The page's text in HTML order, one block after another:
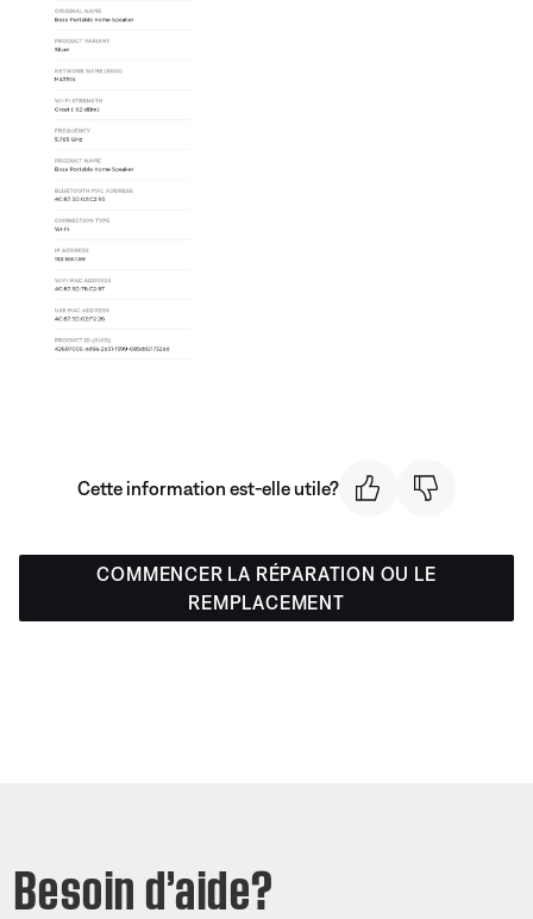
Cette information est-elle utile?
COMMENCER LA RÉPARATION OU LE
REMPLACEMENT
Besoin d’aide?